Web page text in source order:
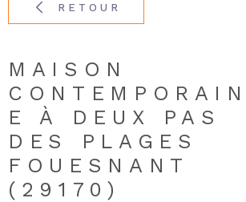
RETOUR
MAISON
CONTEMPORAIN
E À DEUX PAS
DES PLAGES
FOUESNANT
(29170)